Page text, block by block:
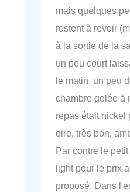
mais quelques
restent à revoir
à la sortie de la
un peu court
le matin, un peu
chambre gelée à
repas était nickel
dire, très bon,
Par contre le
light pour le prix
proposé. Dans